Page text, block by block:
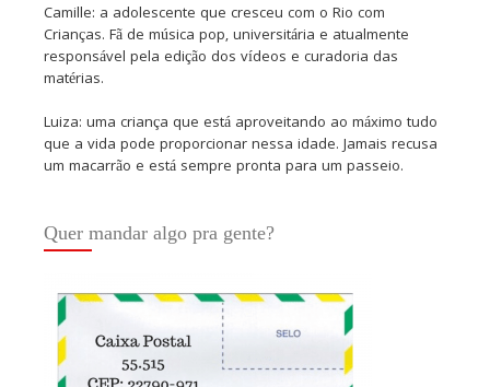
Camille: a adolescente que cresceu com o Rio com
Crianças. Fã de música pop, universitária e atualmente
responsável pela edição dos vídeos e curadoria das
matérias.
Luiza: uma criança que está aproveitando ao máximo tudo
que a vida pode proporcionar nessa idade. Jamais recusa
um macarrão e está sempre pronta para um passeio.
Quer mandar algo pra gente?